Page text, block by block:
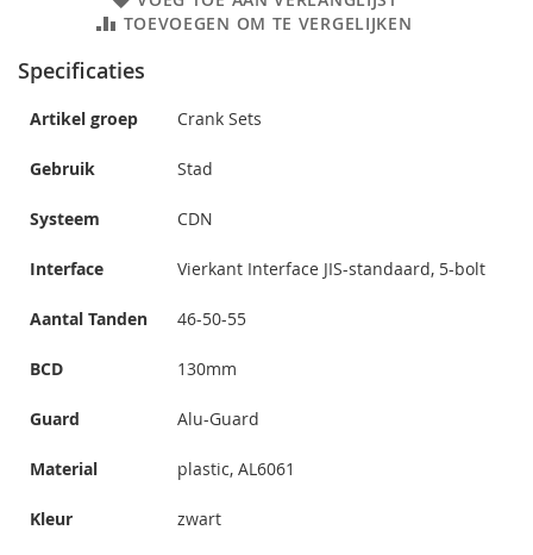
TOEVOEGEN OM TE VERGELIJKEN
Specificaties
Artikel groep Crank Sets
Gebruik Stad
Systeem CDN
Interface Vierkant Interface JIS-standaard, 5-bolt
Aantal Tanden 46-50-55
BCD 130mm
Guard Alu-Guard
Material plastic, AL6061
Kleur zwart